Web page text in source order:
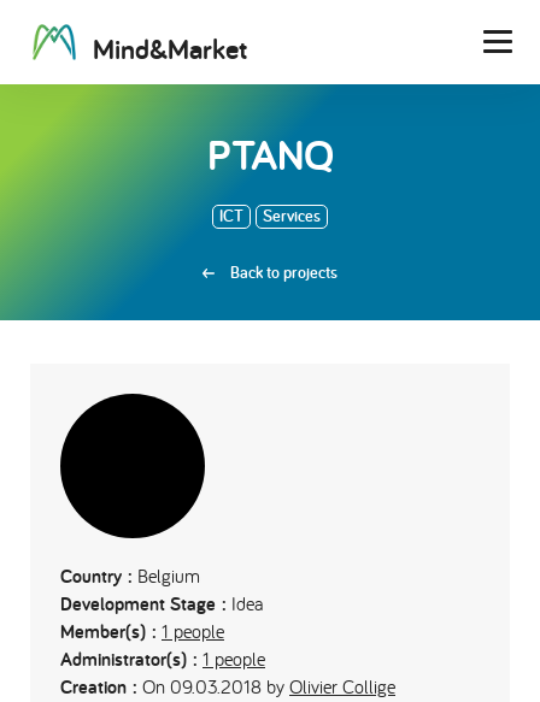
Mind&Market
PTANQ
ICT Services
Back to projects
Country : Belgium
Development Stage : Idea
Member(s) : 1 people
Administrator(s) : 1 people
Creation : On 09.03.2018 by Olivier Collige